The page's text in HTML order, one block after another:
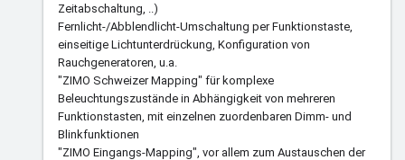
Zeitabschaltung, ..)
Fernlicht-/Abblendlicht-Umschaltung per Funktionstaste,
einseitige Lichtunterdrückung, Konfiguration von
Rauchgeneratoren, u.a.
"ZIMO Schweizer Mapping" für komplexe
Beleuchtungszustände in Abhängigkeit von mehreren
Funktionstasten, mit einzelnen zuordenbaren Dimm- und
Blinkfunktionen
"ZIMO Eingangs-Mapping", vor allem zum Austauschen der